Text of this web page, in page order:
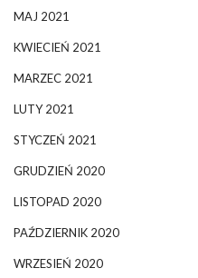
MAJ 2021
KWIECIEŃ 2021
MARZEC 2021
LUTY 2021
STYCZEŃ 2021
GRUDZIEŃ 2020
LISTOPAD 2020
PAŹDZIERNIK 2020
WRZESIEŃ 2020